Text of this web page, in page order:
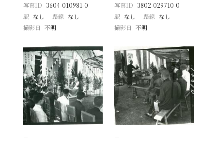
写真ID 3604-010981-0
駅 なし 路線 なし
撮影日
不明
写真ID 3802-029710-0
駅 なし 路線 なし
撮影日 不明
− −